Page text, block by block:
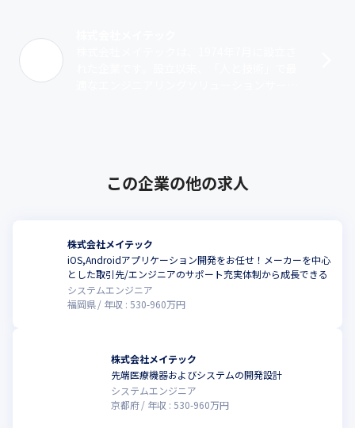
主導型」研修と、専門性の高いテーマやエリア特有の技術を習得
できる「自己啓発型」研修を提供することで、エンジニアのキャ
リアアップを支援しています。
この企業の他の求人
株式会社メイテック
iOS,Androidアプリケーション開発をお任せ！メーカーを中心
とした取引先/エンジニアのサポート充実体制から成長できる
システムエンジニア
福岡県
年収 : 530-960万円
株式会社メイテック
先端医療機器およびシステムの開発設計
システムエンジニア
京都府
年収 : 530-960万円